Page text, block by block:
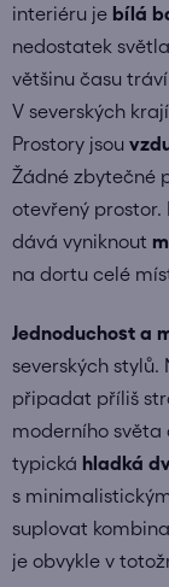
interiéru je bílá
nedostatek
většinu času
V severských
Prostory jsou
Žádné zbytečné
otevřený prostor.
dává vyniknout
na dortu celé
Jednoduchost a
severských
připadat příliš
moderního světa
typická hladká
s
suplovat
je obvykle v